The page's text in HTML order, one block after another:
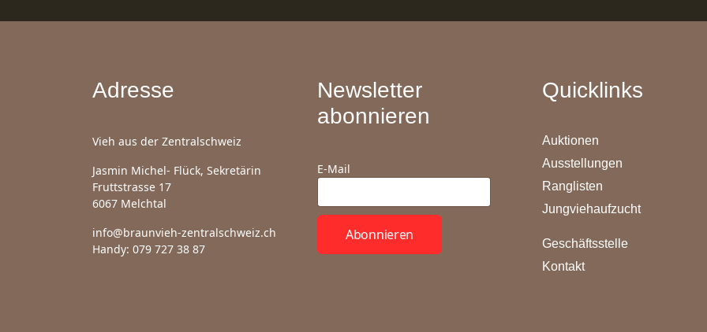
Adresse
Vieh aus der Zentralschweiz
Jasmin Michel- Flück, Sekretärin
Fruttstrasse 17
6067 Melchtal
info@braunvieh-zentralschweiz.ch
Handy: 079 727 38 87
Newsletter
abonnieren
E-Mail
Abonnieren
Quicklinks
Auktionen
Ausstellungen
Ranglisten
Jungviehaufzucht
Geschäftsstelle
Kontakt